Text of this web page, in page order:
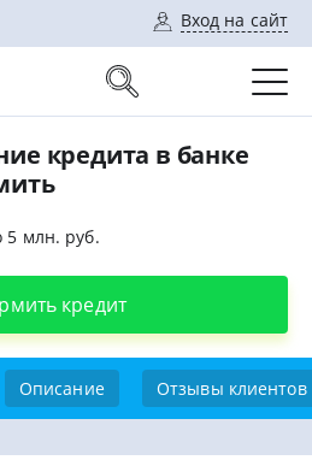
Вход на сайт
кредита в банке
5 млн. руб.
кредит
Описание Отзывы клиентов